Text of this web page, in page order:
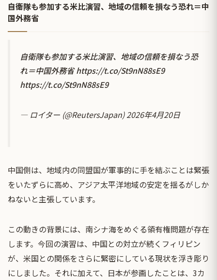
自衛隊も参加する米比演習、地域の信頼を損なう恐れ＝中
国外務省
自衛隊も参加する米比演習、地域の信頼を損なう恐
れ＝中国外務省https://t.co/St9nN88sE9
https://t.co/St9nN88sE9
— ロイター (@ReutersJapan)2026年4月20日
中国側は、地域内の同盟国が軍事的に手を結ぶことは緊張
をいたずらに高め、アジア太平洋地域の安定を揺るがしか
ねないと主張しています。
この動きの背景には、南シナ海をめぐる領有権問題が存在
します。今回の演習は、中国との対立が続くフィリピン
が、米国との関係をさらに緊密にしている現状を浮き彫り
にしました。それに加えて、日本が参画したことは、3カ